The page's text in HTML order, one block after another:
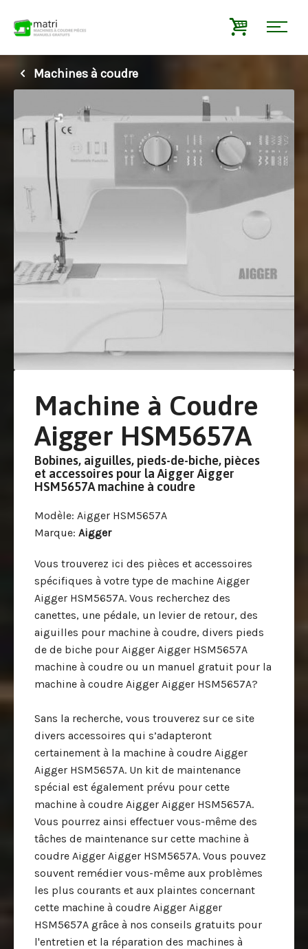
Machines à coudre
Machine à Coudre
Aigger HSM5657A
Bobines, aiguilles, pieds-de-biche, pièces
et accessoires pour la Aigger Aigger
HSM5657A machine à coudre
Modèle: Aigger HSM5657A
Marque: Aigger
Vous trouverez ici des pièces et accessoires
spécifiques à votre type de machine Aigger
Aigger HSM5657A. Vous recherchez des
canettes, une pédale, un levier de retour, des
aiguilles pour machine à coudre, divers pieds
de de biche pour Aigger Aigger HSM5657A
machine à coudre ou un manuel gratuit pour la
machine à coudre Aigger Aigger HSM5657A?
Sans la recherche, vous trouverez sur ce site
divers accessoires qui s’adapteront
certainement à la machine à coudre Aigger
Aigger HSM5657A. Un kit de maintenance
spécial est également prévu pour cette
machine à coudre Aigger Aigger HSM5657A.
Vous pourrez ainsi effectuer vous-même des
tâches de maintenance sur cette machine à
coudre Aigger Aigger HSM5657A. Vous pouvez
souvent remédier vous-même aux problèmes
les plus courants et aux plaintes concernant
cette machine à coudre Aigger Aigger
HSM5657A grâce à nos conseils gratuits pour
l'entretien et la réparation des machines à